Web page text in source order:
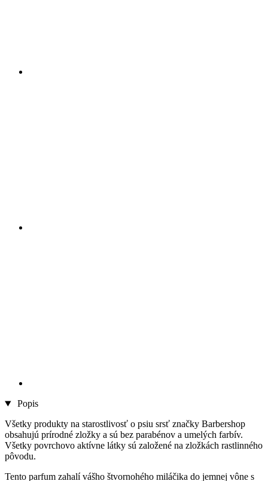
Popis
Všetky produkty na starostlivosť o psiu srsť značky Barbershop
obsahujú prírodné zložky a sú bez parabénov a umelých farbív.
Všetky povrchovo aktívne látky sú založené na zložkách rastlinného
pôvodu.
Tento parfum zahalí vášho štvornohého miláčika do jemnej vône s